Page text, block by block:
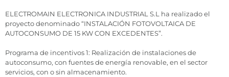
ELECTROMAIN ELECTRONICA INDUSTRIAL S.L ha realizado el
proyecto denominado “INSTALACIÓN FOTOVOLTAICA DE
AUTOCONSUMO DE 15 KW CON EXCEDENTES”.
Programa de incentivos 1: Realización de instalaciones de
autoconsumo, con fuentes de energía renovable, en el sector
servicios, con o sin almacenamiento.